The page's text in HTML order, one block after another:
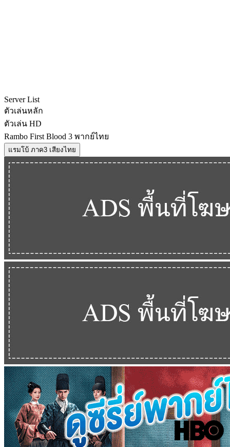
Server List
ตัวเล่นหลัก
ตัวเล่น HD
Rambo First Blood 3 พากย์ไทย
แรมโบ้ ภาค3 เสียงไทย